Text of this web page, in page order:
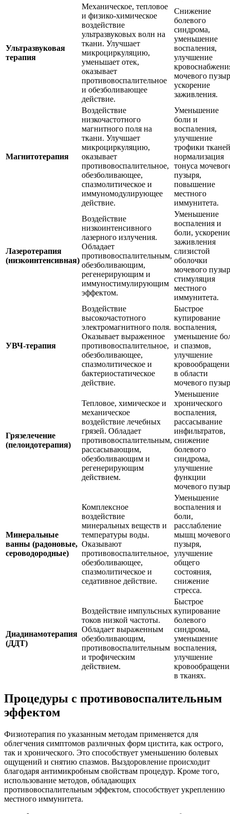
Ультразвуковая
терапия
Механическое, тепловое
и физико-химическое
воздействие
ультразвуковых волн на
ткани. Улучшает
микроциркуляцию,
уменьшает отек,
оказывает
противовоспалительное
и обезболивающее
действие.
Снижение
болевого
синдрома,
уменьшение
воспаления,
улучшение
мочевого
ускорение
заживления.
Магнитотерапия
Воздействие
низкочастотного
магнитного поля на
ткани. Улучшает
микроциркуляцию,
оказывает
противовоспалительное,
обезболивающее,
спазмолитическое и
иммуномодулирующее
действие.
Уменьшение
боли и
воспаления,
улучшение
трофики
нормализация
тонуса
пузыря,
повышение
местного
иммунитета.
Лазеротерапия
(низкоинтенсивная)
Воздействие
низкоинтенсивного
лазерного излучения.
Обладает
противовоспалительным,
обезболивающим,
регенерирующим и
иммуностимулирующим
эффектом.
Уменьшение
воспаления и
боли,
заживления
слизистой
оболочки
мочевого
стимуляция
местного
иммунитета.
УВЧ-терапия
Воздействие
высокочастотного
электромагнитного поля.
Оказывает выраженное
противовоспалительное,
обезболивающее,
спазмолитическое и
бактериостатическое
действие.
Быстрое
купирование
воспаления,
уменьшение
и спазмов,
улучшение
в области
мочевого
Грязелечение
(пелоидотерапия)
Тепловое, химическое и
механическое
воздействие лечебных
грязей. Обладает
противовоспалительным,
рассасывающим,
обезболивающим и
регенерирующим
действием.
Уменьшение
хронического
воспаления,
рассасывание
инфильтратов,
снижение
болевого
синдрома,
улучшение
функции
мочевого
Минеральные
ванны (радоновые,
сероводородные)
Комплексное
воздействие
минеральных веществ и
температуры воды.
Оказывают
противовоспалительное,
обезболивающее,
спазмолитическое и
седативное действие.
Уменьшение
воспаления и
боли,
расслабление
мышц мочевого
пузыря,
улучшение
общего
состояния,
снижение
стресса.
Диадинамотерапия
(ДДТ)
Воздействие импульсных
токов низкой частоты.
Обладает выраженным
обезболивающим,
противовоспалительным
и трофическим
действием.
Быстрое
купирование
болевого
синдрома,
уменьшение
воспаления,
улучшение
в тканях.
Процедуры с противовоспалительным
эффектом
Физиотерапия по указанным методам применяется для
облегчения симптомов различных форм цистита, как острого,
так и хронического. Это способствует уменьшению болевых
ощущений и снятию спазмов. Выздоровление происходит
благодаря антимикробным свойствам процедур. Кроме того,
использование методов, обладающих
противовоспалительным эффектом, способствует укреплению
местного иммунитета.